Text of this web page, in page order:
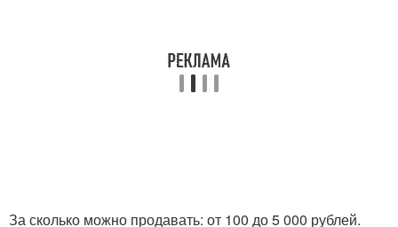
За сколько можно продавать: от 100 до 5 000 рублей.